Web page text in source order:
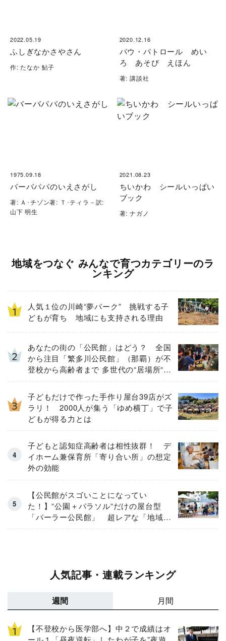
2022.05.19
ふしぎなかさやさん
作: たなか 鮎子
2020.12.16
パウ・パトロール めい
ろ あそび えほん
著: 講談社
1975.09.18
バーバパパのいえさがし
著: Ａ･チゾン著: Ｔ･ティラ－訳:
山下 明生
2021.08.23
ちいかわ シールいっぱい
ブック
著: ナガノ
地域をつなぐ みんなで育つカテゴリーのラ
ンキング
人気１位の川崎“夢パーク” 挑戦する子
どもが育ち 地域にも支持される理由
あなたの街の「公民館」はどう？ 全国
から注目「繁多川公民館」（那覇）が不
登校から高齢者まで 多世代の“居場所“に
進化した理由
子どもだけで作った手作り屋台39店がズ
ラリ！ 2000人が集う「ゆめ横丁」で子
どもが得る力とは
子どもと認知症高齢者は相性抜群！ デ
イホーム兼保育所「寄り合い所」の想定
外の効能
【公民館がスゴいことになってい
た！】“公園＋パラソル“だけの屋台型
「パーラー公民館」 超レアな「地域の
拠点」に全国から視察も多数
人気記事・連載ランキング
週間 月間
【不登校から医学部へ】中２で成績はオ